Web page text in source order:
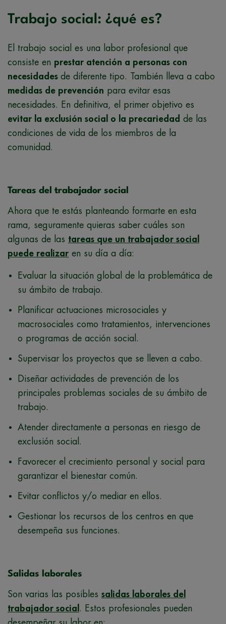
Trabajo social: ¿qué es?
El trabajo social es una labor profesional que
consiste en prestar atención a personas con
necesidades de diferente tipo. También lleva a cabo
medidas de prevención para evitar esas
necesidades. En definitiva, el primer objetivo es
evitar la exclusión social o la precariedad de las
condiciones de vida de los miembros de la
comunidad.
Tareas del trabajador social
Ahora que te estás planteando formarte en esta
rama, seguramente quieras saber cuáles son
algunas de las tareas que un trabajador social
puede realizar en su día a día:
Evaluar la situación global de la problemática de
su ámbito de trabajo.
Planificar actuaciones microsociales y
macrosociales como tratamientos, intervenciones
o programas de acción social.
Supervisar los proyectos que se lleven a cabo.
Diseñar actividades de prevención de los
principales problemas sociales de su ámbito de
trabajo.
Atender directamente a personas en riesgo de
exclusión social.
Favorecer el crecimiento personal y social para
garantizar el bienestar común.
Evitar conflictos y/o mediar en ellos.
Gestionar los recursos de los centros en que
desempeña sus funciones.
Salidas laborales
Son varias las posibles salidas laborales del
trabajador social . Estos profesionales pueden